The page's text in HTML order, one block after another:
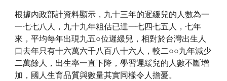
根據內政部計資料顯示，九十三年的遲緩兒的人數為一
一七七八人，九十九年粗估已達一七四七五人，七年
來，平均每年出現九五○位遲緩兒，相對於台灣出生人
口去年只有十六萬六千八百八十六人，較二○○九年減少
二萬餘人，出生率一直下降，學習遲緩兒的人數不斷增
加，國人生育品質與數量其實同樣令人擔憂。